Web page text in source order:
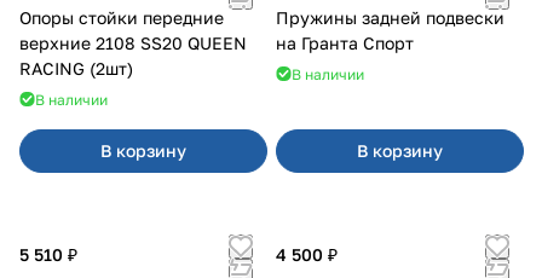
Опоры стойки передние
верхние 2108 SS20 QUEEN
RACING (2шт)
В наличии
В корзину
Пружины задней подвески
на Гранта Спорт
В наличии
В корзину
5 510 ₽
4 500 ₽